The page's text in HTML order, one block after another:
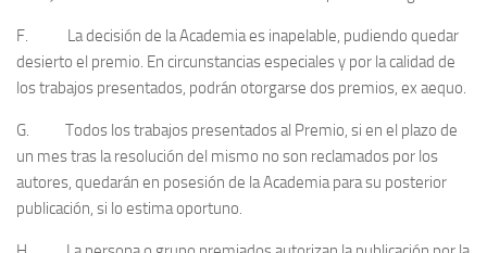
F. La decisión de la Academia es inapelable, pudiendo quedar
desierto el premio. En circunstancias especiales y por la calidad de
los trabajos presentados, podrán otorgarse dos premios, ex aequo.
G. Todos los trabajos presentados al Premio, si en el plazo de
un mes tras la resolución del mismo no son reclamados por los
autores, quedarán en posesión de la Academia para su posterior
publicación, si lo estima oportuno.